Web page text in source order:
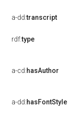
a-dd:transcript
rdf:type
a-cd:hasAuthor
a-dd:hasFontStyle